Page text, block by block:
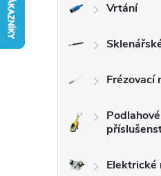
a
n
n
p
Vrtání
Frézovací
Elektrické